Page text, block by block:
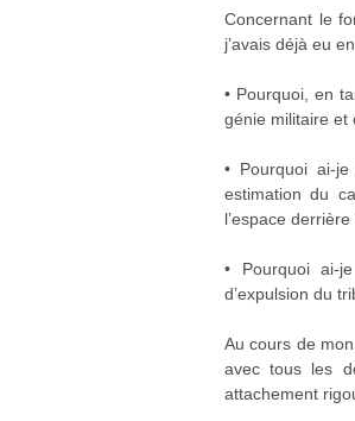
Concernant le
j’avais déjà eu
•⁠ ⁠Pourquoi, en
génie militaire et
•⁠ ⁠Pourquoi ai-
estimation du
l’espace
•⁠ ⁠Pourquoi ai-
d’expulsion du
Au cours de
avec tous les
attachement